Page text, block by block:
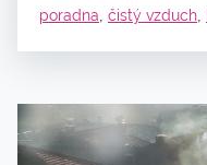
poradna, čistý vzduch,